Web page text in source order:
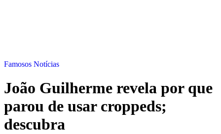
Famosos Notícias
João Guilherme revela por que
parou de usar croppeds;
descubra